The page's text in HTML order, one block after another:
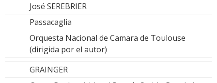
José SEREBRIER
Passacaglia
Orquesta Nacional de Camara de Toulouse
(dirigida por el autor)
GRAINGER